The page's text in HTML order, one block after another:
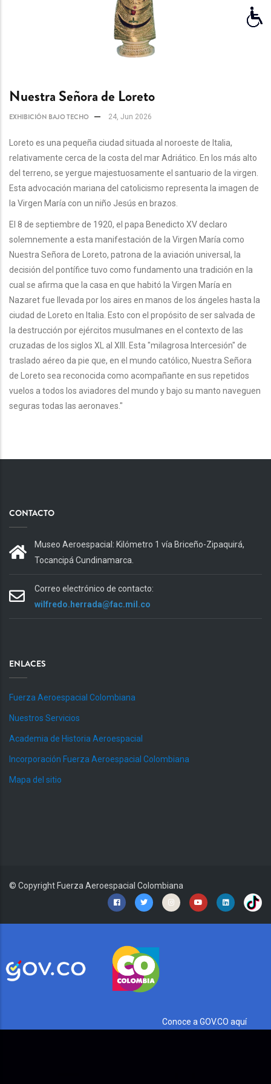
Nuestra Señora de Loreto
EXHIBICIÓN BAJO TECHO 24, Jun 2026
Loreto es una pequeña ciudad situada al noroeste de Italia,
relativamente cerca de la costa del mar Adriático. En los más alto
del terreno, se yergue majestuosamente el santuario de la virgen.
Esta advocación mariana del catolicismo representa la imagen de
la Virgen María con un niño Jesús en brazos.
El 8 de septiembre de 1920, el papa Benedicto XV declaro
solemnemente a esta manifestación de la Virgen María como
Nuestra Señora de Loreto, patrona de la aviación universal, la
decisión del pontífice tuvo como fundamento una tradición en la
cual se afirma que la casa en que habitó la Virgen María en
Nazaret fue llevada por los aires en manos de los ángeles hasta la
ciudad de Loreto en Italia. Esto con el propósito de ser salvada de
la destrucción por ejércitos musulmanes en el contexto de las
cruzadas de los siglos XL al Xlll. Esta "milagrosa Intercesión" de
traslado aéreo da pie que, en el mundo católico, Nuestra Señora
de Loreto sea reconocida como acompañante en sus repetidos
vuelos a todos los aviadores del mundo y bajo su manto naveguen
seguras todas las aeronaves."
CONTACTO
Museo Aeroespacial: Kilómetro 1 vía Briceño-Zipaquirá,
Tocancipá Cundinamarca.
Correo electrónico de contacto:
wilfredo.herrada@fac.mil.co
ENLACES
Fuerza Aeroespacial Colombiana
Nuestros Servicios
Academia de Historia Aeroespacial
Incorporación Fuerza Aeroespacial Colombiana
Mapa del sitio
© Copyright Fuerza Aeroespacial Colombiana
Conoce a GOV.CO aquí